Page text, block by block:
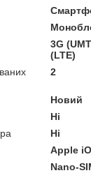
3G
(LTE)
2
Новий
Ні
Ні
Apple
Nano-